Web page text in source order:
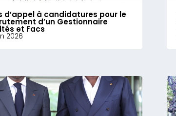
d’appel à candidatures pour le
d’un Gestionnaire
et Facs
2026